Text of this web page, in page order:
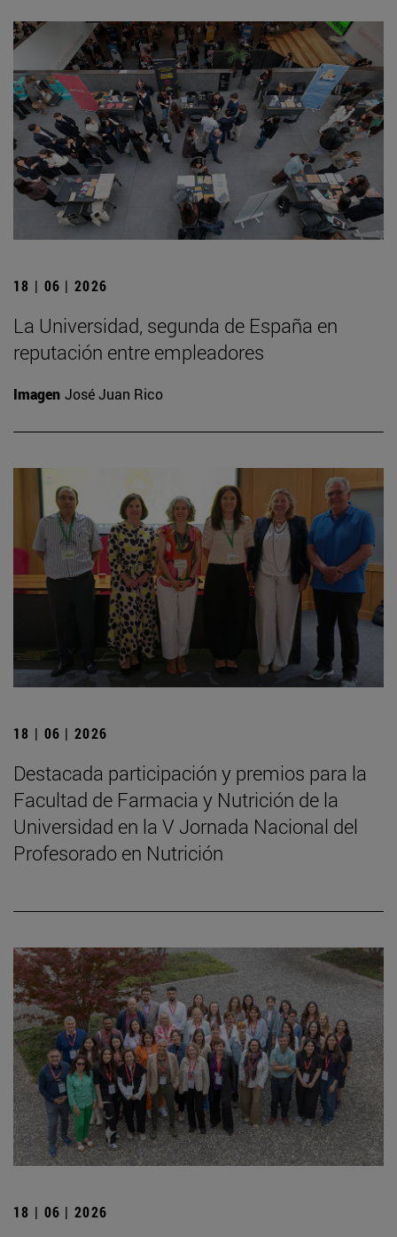
18 | 06 | 2026
La Universidad, segunda de España en
reputación entre empleadores
Imagen José Juan Rico
18 | 06 | 2026
Destacada participación y premios para la
Facultad de Farmacia y Nutrición de la
Universidad en la V Jornada Nacional del
Profesorado en Nutrición
18 | 06 | 2026